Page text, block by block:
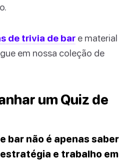
de trivia de bar e material
em nossa coleção de
um Quiz de
bar não é apenas saber
e trabalho em